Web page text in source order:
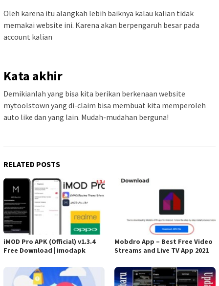
Oleh karena itu alangkah lebih baiknya kalau kalian tidak
memakai website ini. Karena akan berpengaruh besar pada
account kalian
Kata akhir
Demikianlah yang bisa kita berikan berkenaan website
mytoolstown yang di-claim bisa membuat kita memperoleh
auto like dan yang lain. Mudah-mudahan berguna!
RELATED POSTS
iMOD Pro APK (Official) v1.3.4
Free Download | imodapk
Mobdro App – Best Free Video
Streams and Live TV App 2021